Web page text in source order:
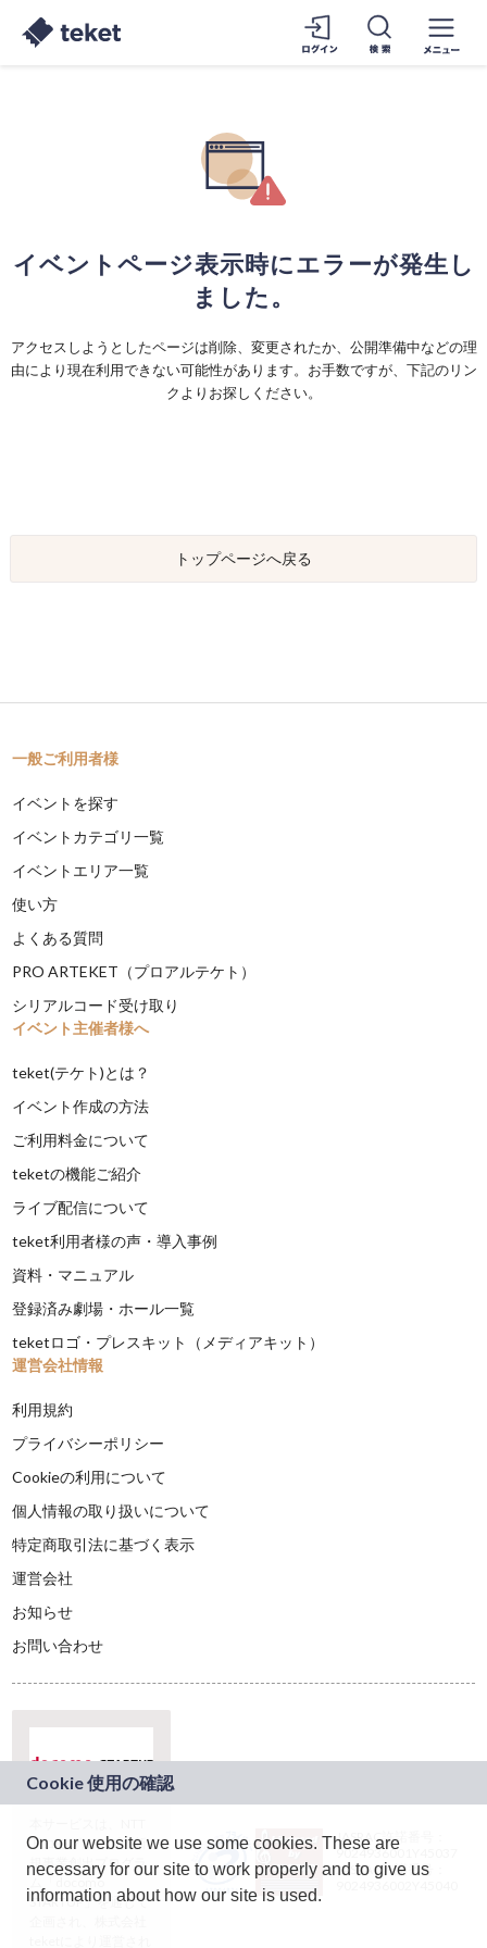
イベントページ表示時にエラーが発生し
ました。
アクセスしようとしたページは削除、変更されたか、公開準備中などの理
由により現在利用できない可能性があります。お手数ですが、下記のリン
クよりお探しください。
トップページへ戻る
一般ご利用者様
イベントを探す
イベントカテゴリ一覧
イベントエリア一覧
使い方
よくある質問
PRO ARTEKET（プロアルテケト）
シリアルコード受け取り
イベント主催者様へ
teket(テケト)とは？
イベント作成の方法
ご利用料金について
teketの機能ご紹介
ライブ配信について
teket利用者様の声・導入事例
資料・マニュアル
登録済み劇場・ホール一覧
teketロゴ・プレスキット（メディアキット）
運営会社情報
利用規約
プライバシーポリシー
Cookieの利用について
個人情報の取り扱いについて
特定商取引法に基づく表示
運営会社
お知らせ
お問い合わせ
ドコモグループの新
規事業創出プログラ
ム「docomo
STARTUP」を通じて
JASRAC許諾番号：
9024936001Y45037
JASRAC許諾番号：
On our website we use some cookies. These are
necessary for our site to work properly and to give us
information about how our site is used.